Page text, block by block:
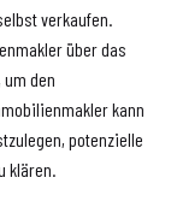
verkaufen.
über das
den
kann
potenzielle
klären.